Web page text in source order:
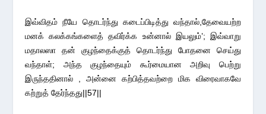
இவ்விதம் நீயே தொடர்ந்து கடைப்பிடித்து வந்தால்,தேவையற்ற
மனக் கலக்கங்களைத் தவிர்க்க உன்னால் இயலும்’; இவ்வாறு
மதாலஸா தன் குழந்தைக்குத் தொடர்ந்து போதனை செய்து
வந்தாள்; அந்த குழந்தையும் கூர்மையான அறிவு பெற்று
இருந்ததினால் , அன்னை கற்பித்தவற்றை மிக விரைவாகவே
கற்றுத் தேர்ந்தது||57||